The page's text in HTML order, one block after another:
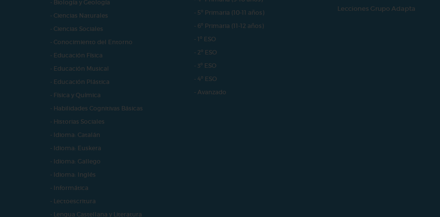
- Biología y Geología
- Ciencias Naturales
- Ciencias Sociales
- Conocimiento del Entorno
- Educación Física
- Educación Musical
- Educación Plástica
- Física y Química
- Habilidades Cognitivas Básicas
- Historias Sociales
- Idioma: Catalán
- Idioma: Euskera
- Idioma: Gallego
- Idioma: Inglés
- Informática
- Lectoescritura
- Lengua Castellana y Literatura
- 5º Primaria (10-11 años)
- 6º Primaria (11-12 años)
- 1º ESO
- 2º ESO
- 3º ESO
- 4º ESO
- Avanzado
Lecciones Grupo Adapta